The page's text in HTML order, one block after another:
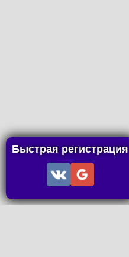
Быстрая регистрация